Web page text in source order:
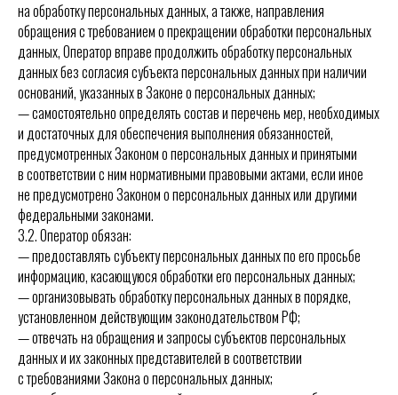
на обработку персональных данных, а также, направления
обращения с требованием о прекращении обработки персональных
данных, Оператор вправе продолжить обработку персональных
данных без согласия субъекта персональных данных при наличии
оснований, указанных в Законе о персональных данных;
— самостоятельно определять состав и перечень мер, необходимых
и достаточных для обеспечения выполнения обязанностей,
предусмотренных Законом о персональных данных и принятыми
в соответствии с ним нормативными правовыми актами, если иное
не предусмотрено Законом о персональных данных или другими
федеральными законами.
3.2. Оператор обязан:
— предоставлять субъекту персональных данных по его просьбе
информацию, касающуюся обработки его персональных данных;
— организовывать обработку персональных данных в порядке,
установленном действующим законодательством РФ;
— отвечать на обращения и запросы субъектов персональных
данных и их законных представителей в соответствии
с требованиями Закона о персональных данных;